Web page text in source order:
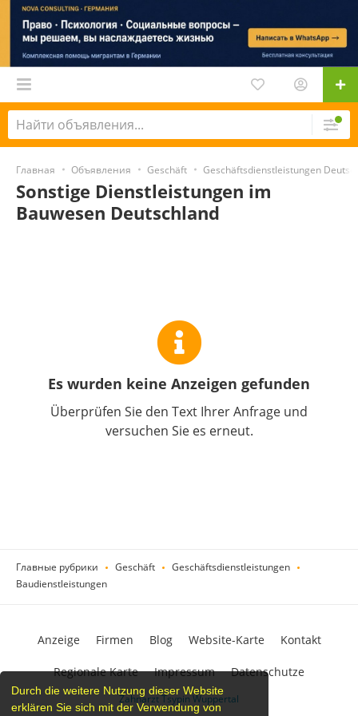
Durch die weitere Nutzung dieser Website
erklären Sie sich mit der Verwendung von
Главная Объявления Geschäft Geschäftsdienstleistungen
Sonstige Dienstleistungen im
Bauwesen Deutschland
Es wurden keine Anzeigen gefunden
Überprüfen Sie den Text Ihrer Anfrage und
versuchen Sie es erneut.
Главные рубрики Geschäft
Geschäftsdienstleistungen
Baudienstleistungen
Zahnarzt Tsypin Wuppertal
Anzeige Firmen Blog Website-Karte Kontakt
Regionale Karte Impressum Datenschutze